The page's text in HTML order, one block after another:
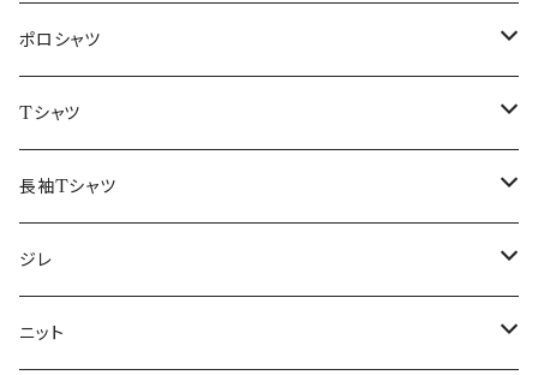
48/L
50/XL～
46/M
48/L
50/XL～
～44/S
46/M
48/L
50/XL～
ポロシャツ
～44/S
46/M
48/L
50/XL～
Tシャツ
～44/S
46/M
48/L
長袖Tシャツ
～44/S
46/M
ジレ
～44/S
ニット